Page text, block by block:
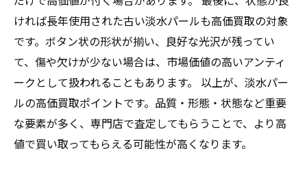
ければ長年使用された古い淡水パールも高価買取の対象
です。ボタン状の形状が揃い、良好な光沢が残ってい
て、傷や欠けが少ない場合は、市場価値の高いアンティ
ークとして扱われることもあります。 以上が、淡水パー
ルの高価買取ポイントです。品質・形態・状態など重要
な要素が多く、専門店で査定してもらうことで、より高
値で買い取ってもらえる可能性が高くなります。